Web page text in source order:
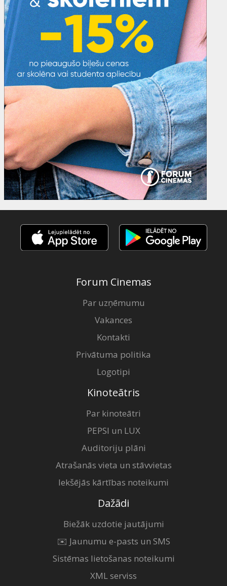
Forum Cinemas
Par uzņēmumu
Vakances
Kontakti
Privātuma politika
Logotipi
Kinoteātris
Par kinoteātri
PEPSI un LUX
Auditoriju plāni
Atrašanās vieta un stāvvietas
Iekšējās kārtības noteikumi
Dažādi
Biežāk uzdotie jautājumi
✉️ Jaunumu e-pasts un SMS
Sistēmas lietošanas noteikumi
XML serviss